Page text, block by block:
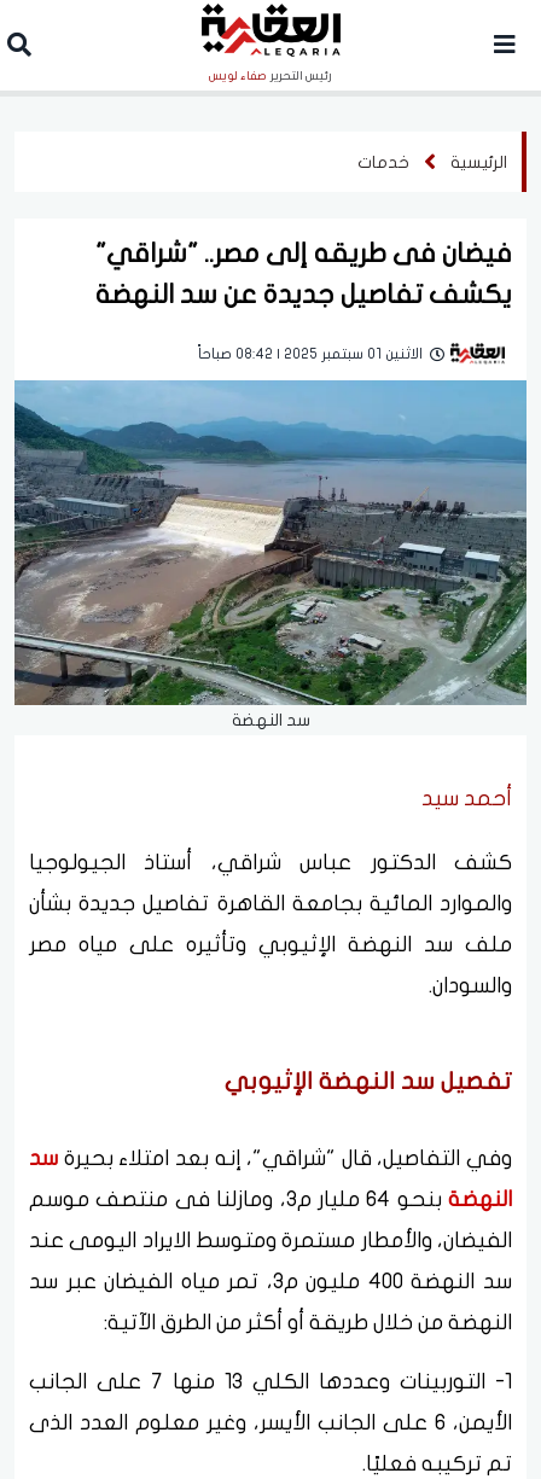
رئيس التحرير صفاء لويس
الرئيسية خدمات
فيضان فى طريقه إلى مصر.. "شراقي"
يكشف تفاصيل جديدة عن سد النهضة
الاثنين 01 سبتمبر 2025 | 08:42 صباحاً
سد النهضة
أحمد سيد
كشف الدكتور عباس شراقي، أستاذ الجيولوجيا
والموارد المائية بجامعة القاهرة تفاصيل جديدة بشأن
ملف سد النهضة الإثيوبي وتأثيره على مياه مصر
والسودان.
تفصيل سد النهضة الإثيوبي
وفي التفاصيل، قال "شراقي"، إنه بعد امتلاء بحيرة سد
النهضة
بنحو 64 مليار م3، ومازلنا فى منتصف موسم
الفيضان، والأمطار مستمرة ومتوسط الايراد اليومى عند
سد النهضة 400 مليون م3، تمر مياه الفيضان عبر سد
النهضة من خلال طريقة أو أكثر من الطرق الآتية:
1- التوربينات وعددها الكلي 13 منها 7 على الجانب
الأيمن، 6 على الجانب الأيسر، وغير معلوم العدد الذى
تم تركيبه فعليًا.